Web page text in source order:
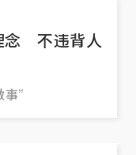
念 不违背人
”